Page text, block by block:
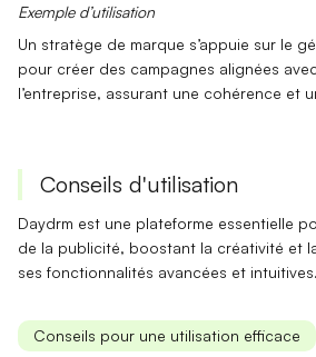
Exemple d’utilisation
Un stratège de marque s’appuie sur le
pour créer des campagnes alignées
l’entreprise, assurant une cohérence et
Conseils d'utilisation
Daydrm est une plateforme essentielle
de la publicité, boostant la créativité et
ses fonctionnalités avancées et intuitives.
Conseils pour une utilisation efficace